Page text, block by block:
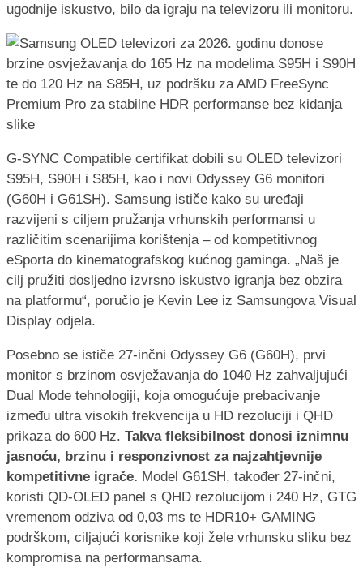
ugodnije iskustvo, bilo da igraju na televizoru ili monitoru.
G-SYNC Compatible certifikat dobili su OLED televizori
S95H, S90H i S85H, kao i novi Odyssey G6 monitori
(G60H i G61SH). Samsung ističe kako su uređaji
razvijeni s ciljem pružanja vrhunskih performansi u
različitim scenarijima korištenja – od kompetitivnog
eSporta do kinematografskog kućnog gaminga. „Naš je
cilj pružiti dosljedno izvrsno iskustvo igranja bez obzira
na platformu“, poručio je Kevin Lee iz Samsungova Visual
Display odjela.
Posebno se ističe 27-inčni Odyssey G6 (G60H), prvi
monitor s brzinom osvježavanja do 1040 Hz zahvaljujući
Dual Mode tehnologiji, koja omogućuje prebacivanje
između ultra visokih frekvencija u HD rezoluciji i QHD
prikaza do 600 Hz. Takva fleksibilnost donosi iznimnu
jasnoću, brzinu i responzivnost za najzahtjevnije
kompetitivne igrače. Model G61SH, također 27-inčni,
koristi QD-OLED panel s QHD rezolucijom i 240 Hz, GTG
vremenom odziva od 0,03 ms te HDR10+ GAMING
podrškom, ciljajući korisnike koji žele vrhunsku sliku bez
kompromisa na performansama.